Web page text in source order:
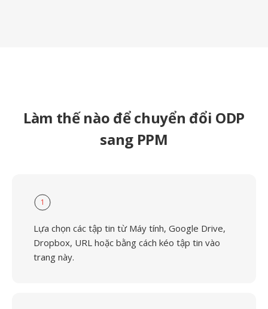
Làm thế nào để chuyển đổi ODP
sang PPM
1
Lựa chọn các tập tin từ Máy tính, Google Drive,
Dropbox, URL hoặc bằng cách kéo tập tin vào
trang này.